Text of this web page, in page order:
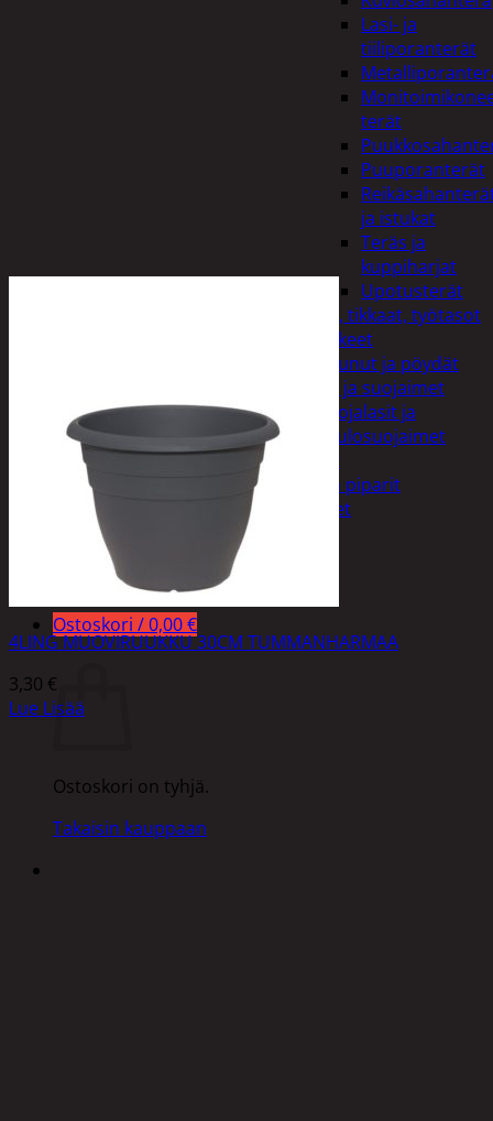
Lasi- ja
tiiliporanterät
terät
Puuporanterät
ja istukat
Teräs ja
kuppiharjat
Upotusterät
Telineet, tikkaat, työtasot
ja tarvikkeet
Vaunut ja pöydät
Työasut ja suojaimet
Suojalasit ja
kuulosuojaimet
Elintarvikkeet
Keksit ja piparit
Mausteet
Ostoskori /0,00€
Ostoskori
Ostoskori on tyhjä.
Takaisin kauppaan
4LING MUOVIRUUKKU 30CM TUMMANHARMAA
3,30 €
Lue Lisää